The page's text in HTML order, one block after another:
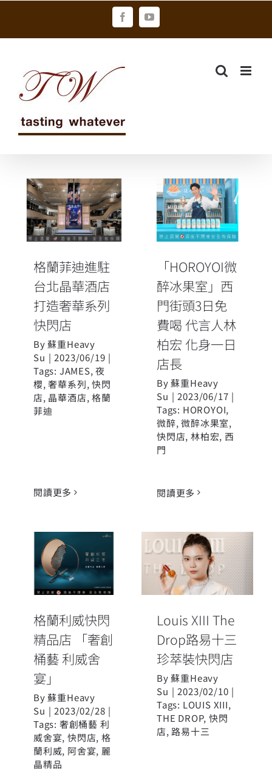
FacebookYouTube
格蘭菲迪進駐
台北晶華酒店
打造奢華系列
格蘭菲迪進駐
台北晶華酒店
打造奢華系列
快閃店
By蘇重Heavy
Su | 2023/06/19 |
Tags: JAMES,夜
櫻,奢華系列,快閃
店, 晶華酒店,格蘭
菲迪
閱讀更多
「HOROYOI微
醉冰果室」西
門街頭3日免費
喝 代言人林柏
長
「HOROYOI微
醉冰果室」西
門街頭3日免
費喝 代言人林
柏宏 化身一日
店長
By蘇重Heavy
Su | 2023/06/17 |
Tags: HOROYOI,
微醉,微醉冰果室,
快閃店,林柏宏, 西
門
閱讀更多
格蘭利威快閃
精品店 「奢創
桶藝 利威舍
格蘭利威快閃
精品店 「奢創
桶藝 利威舍
宴」
By蘇重Heavy
Su | 2023/02/28 |
Tags: 奢創桶藝 利
威舍宴,快閃店,格
蘭利威, 阿舍宴, 麗
晶精品
Louis XIII The
Drop路易十三
珍萃裝快閃店
Louis XIII The
Drop路易十三
珍萃裝快閃店
By蘇重Heavy
Su | 2023/02/10 |
Tags: LOUIS XIII,
THE DROP,快閃
店, 路易十三